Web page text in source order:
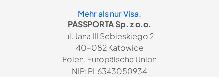
Mehr als nur Visa.
PASSPORTA Sp. z o.o.
ul. Jana III Sobieskiego 2
40-082 Katowice
Polen, Europäische Union
NIP: PL6343050934